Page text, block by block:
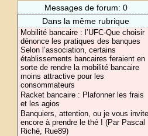
Messages de forum: 0
Dans la même rubrique
Mobilité bancaire : l’UFC-Que choisir
dénonce les pratiques des banques
Selon l’association, certains
établissements bancaires feraient en
sorte de rendre la mobilité bancaire
moins attractive pour les
consommateurs
Racket bancaire : Plafonner les frais
et les agios
Banquiers, attention, ou je vous invite
encore à prendre le thé ! (Par Pascal
Riché, Rue89)